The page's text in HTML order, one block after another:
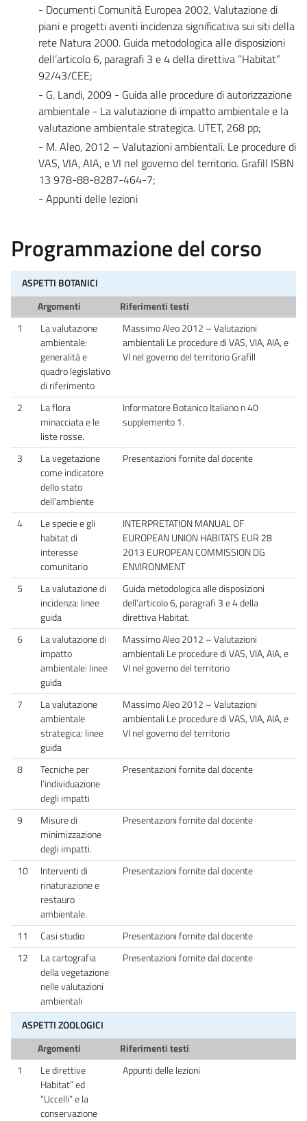
- Documenti Comunità Europea 2002, Valutazione di
piani e progetti aventi incidenza significativa sui siti della
rete Natura 2000. Guida metodologica alle disposizioni
dell’articolo 6, paragrafi 3 e 4 della direttiva “Habitat”
92/43/CEE;
- G. Landi, 2009 - Guida alle procedure di autorizzazione
ambientale - La valutazione di impatto ambientale e la
valutazione ambientale strategica. UTET, 268 pp;
- M. Aleo, 2012 – Valutazioni ambientali. Le procedure di
VAS, VIA, AIA, e VI nel governo del territorio. Grafill ISBN
13 978-88-8287-464-7;
- Appunti delle lezioni
Programmazione del corso
ASPETTI BOTANICI
Argomenti
Riferimenti testi
1
La valutazione
ambientale:
generalità e
quadro legislativo
di riferimento
Massimo Aleo 2012 – Valutazioni
ambientali Le procedure di VAS, VIA, AIA, e
VI nel governo del territorio Grafill
2
La flora
minacciata e le
liste rosse.
Informatore Botanico Italiano n 40
supplemento 1.
3
La vegetazione
come indicatore
dello stato
dell’ambiente
Presentazioni fornite dal docente
4
Le specie e gli
habitat di
interesse
comunitario
INTERPRETATION MANUAL OF
EUROPEAN UNION HABITATS EUR 28
2013 EUROPEAN COMMISSION DG
ENVIRONMENT
5
La valutazione di
incidenza: linee
guida
Guida metodologica alle disposizioni
dell’articolo 6, paragrafi 3 e 4 della
direttiva Habitat.
6
La valutazione di
impatto
ambientale: linee
guida
Massimo Aleo 2012 – Valutazioni
ambientali Le procedure di VAS, VIA, AIA, e
VI nel governo del territorio
7
La valutazione
ambientale
strategica: linee
guida
Massimo Aleo 2012 – Valutazioni
ambientali Le procedure di VAS, VIA, AIA, e
VI nel governo del territorio
8
Tecniche per
l’individuazione
degli impatti
Presentazioni fornite dal docente
9
Misure di
minimizzazione
degli impatti.
Presentazioni fornite dal docente
10
Interventi di
rinaturazione e
restauro
ambientale.
Presentazioni fornite dal docente
11 Casi studio
Presentazioni fornite dal docente
12
La cartografia
della vegetazione
nelle valutazioni
ambientali
Presentazioni fornite dal docente
ASPETTI ZOOLOGICI
Argomenti
Riferimenti testi
1
Le direttive
Habitat” ed
“Uccelli” e la
conservazione
Appunti delle lezioni